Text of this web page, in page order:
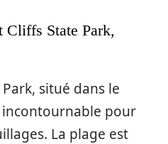
Cliffs State Park,
situé dans le
pour
La plage est